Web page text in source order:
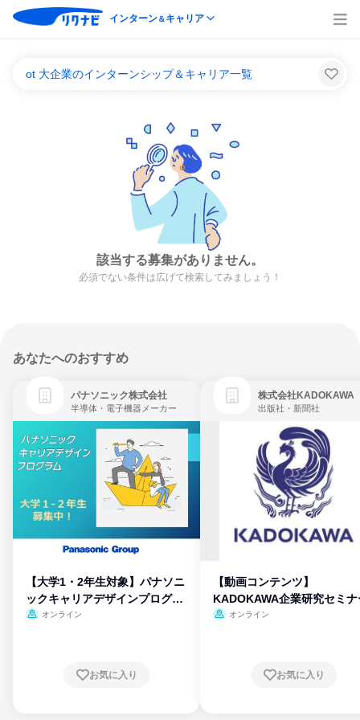
インターン＆キャリア
ot 大企業のインターンシップ＆キャリア一覧
該当する募集がありません。
必須でない条件は広げて検索してみましょう！
あなたへのおすすめ
パナソニック株式会社
半導体・電子機器メーカー
【大学1・2年生対象】パナソニ
ックキャリアデザインプログラ
ム
オンライン
お気に入り
株式会社KADOKAWA
出版社・新聞社
【動画コンテンツ】
KADOKAWA企業研究セミナ
オンライン
お気に入り